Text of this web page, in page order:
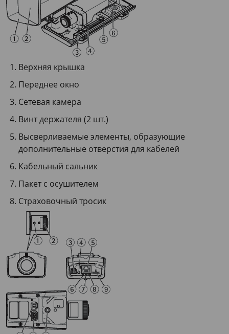
Верхняя крышка
Переднее окно
Сетевая камера
Винт держателя (2 шт.)
Высверливаемые элементы, образующие
дополнительные отверстия для кабелей
Кабельный сальник
Пакет с осушителем
Страховочный тросик